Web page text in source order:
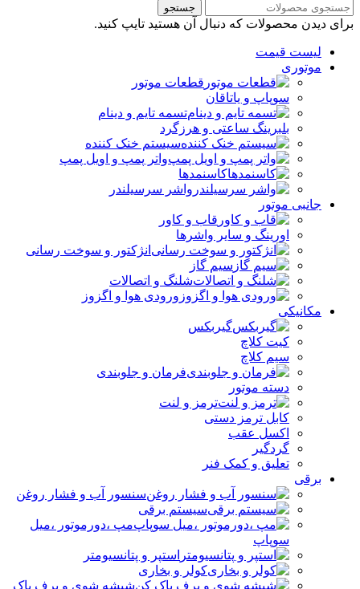
جستجو
برای دیدن محصولات که دنبال آن هستید تایپ کنید.
لیست قیمت
موتوری
قطعات موتور
سوپاپ و یاتاقان
تسمه تایم و دینام
بلبرینگ ساعتی و هرزگرد
سیستم خنک کننده
واتر پمپ و اویل پمپ
کاسنمدها
واشر سرسیلندر
جانبی موتور
قاب و کاور
اورینگ و سایر واشرها
انژکتور و سوخت رسانی
سیم گاز
شلنگ و اتصالات
ورودی هوا و اگزوز
مکانیکی
گیربکس
کیت کلاچ
سیم کلاچ
فرمان و جلوبندی
دسته موتور
ترمز و لنت
کابل ترمز دستی
اکسل عقب
گردگیر
تعلیق و کمک فنر
برقی
سنسور آب و فشار روغن
سیستم برقی
مپ ،دورموتور ،میل
سوپاپ
استپر و پتانسیومتر
کولر و بخاری
شیشه شوی و برف پاک